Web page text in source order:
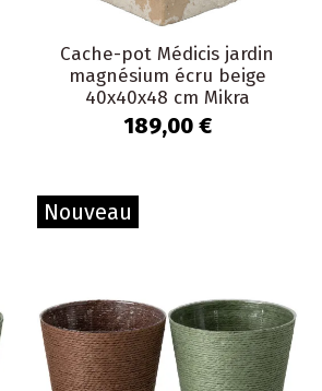
Cache-pot Médicis jardin
magnésium écru beige
40x40x48 cm Mikra
189,00 €
Nouveau